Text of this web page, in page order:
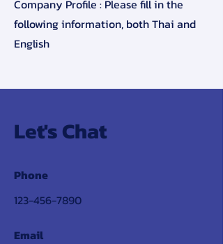
Company Profile : Please fill in the
following information, both Thai and
English
Let's Chat
Phone
123-456-7890
Email